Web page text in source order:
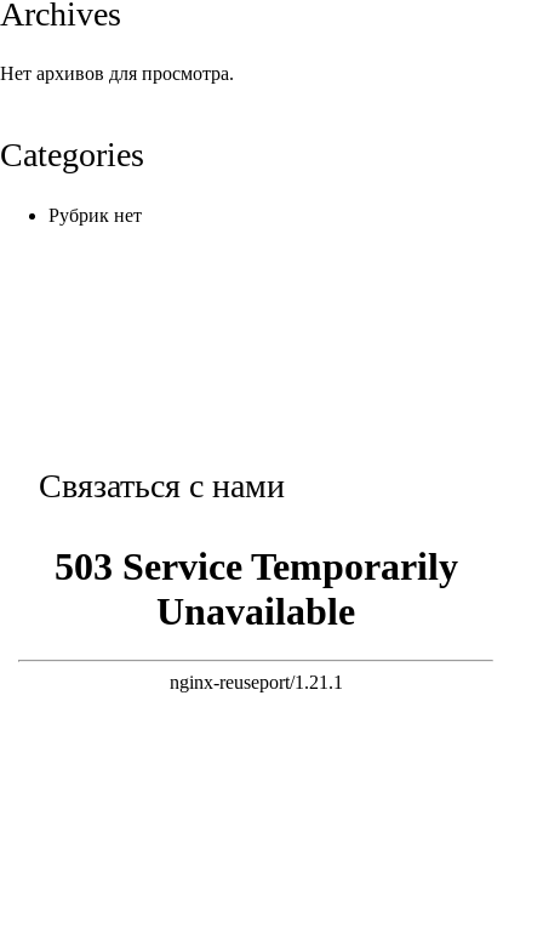
Archives
Нет архивов для просмотра.
Categories
Рубрик нет
Связаться с нами